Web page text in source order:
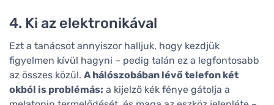
4. Ki az elektronikával
Ezt a tanácsot annyiszor halljuk, hogy kezdjük
figyelmen kívül hagyni – pedig talán ez a legfontosabb
az összes közül. A hálószobában lévő telefon két
okból is problémás: a kijelző kék fénye gátolja a